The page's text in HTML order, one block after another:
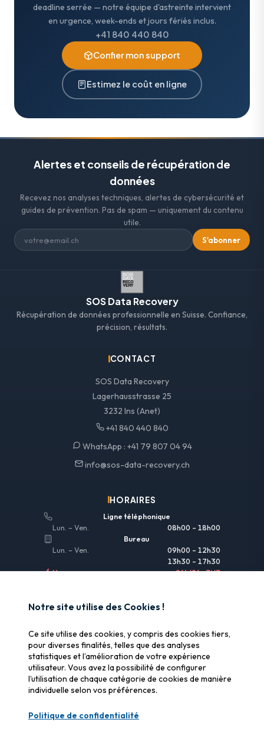
deadline serrée — notre équipe d'astreinte intervient
en urgence, week-ends et jours fériés inclus.
+41 840 440 840
Confier mon support
Estimez le coût en ligne
Alertes et conseils de récupération de
données
Recevez nos analyses techniques, alertes de cybersécurité et
guides de prévention. Pas de spam — uniquement du contenu
utile.
S'abonner
SOS Data Recovery
Récupération de données professionnelle en Suisse. Confiance,
précision, résultats.
CONTACT
SOS Data Recovery
Lagerhausstrasse 25
3232 Ins (Anet)
+41 840 440 840
WhatsApp : +41 79 807 04 94
info@sos-data-recovery.ch
HORAIRES
Ligne téléphonique
Lun. – Ven.
08h00 – 18h00
Bureau
Lun. – Ven.
09h00 – 12h30
13h30 – 17h30
Urgences
24h/24 • 7j/7
LIENS UTILES
Assurance & remboursement
Pourquoi SOS Data Recovery
Gérer les cookies
CERTIFICATIONS
Notre site utilise des Cookies !
Ce site utilise des cookies, y compris des cookies tiers,
pour diverses finalités, telles que des analyses
statistiques et l’amélioration de votre expérience
utilisateur. Vous avez la possibilité de configurer
l’utilisation de chaque catégorie de cookies de manière
individuelle selon vos préférences.
Politique de confidentialité